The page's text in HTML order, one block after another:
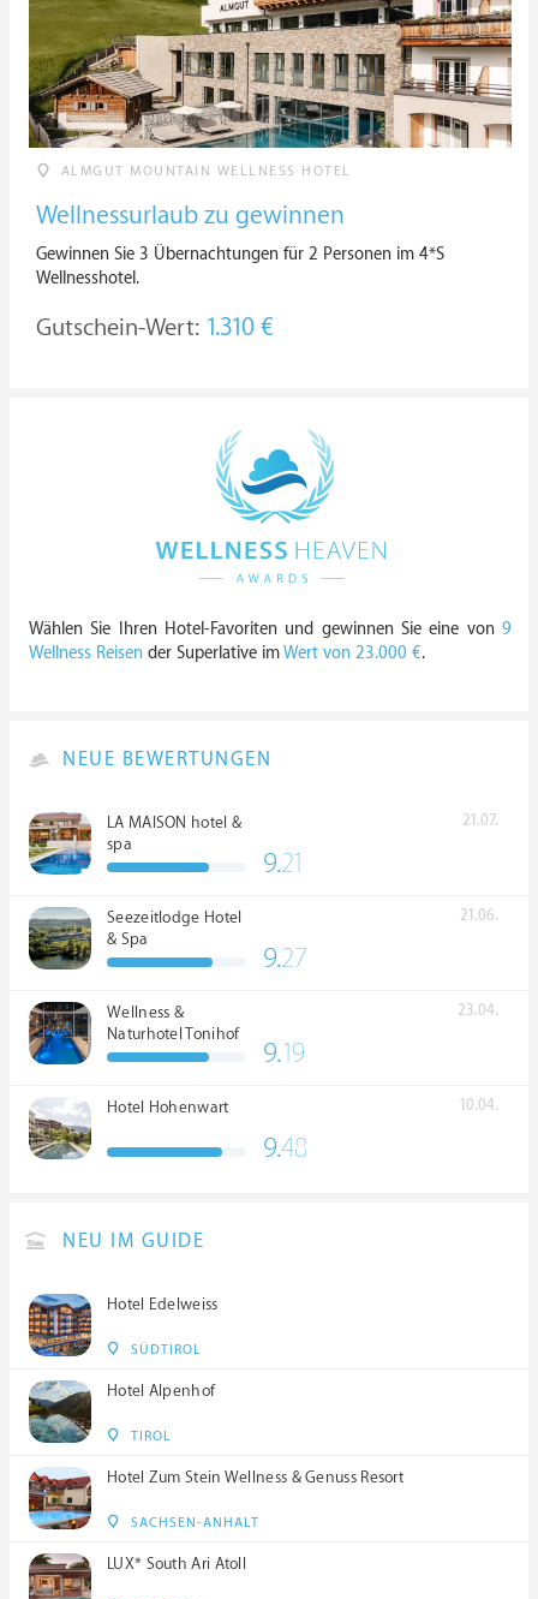
ALMGUT MOUNTAIN WELLNESS HOTEL
Wellnessurlaub zu gewinnen
Gewinnen Sie 3 Übernachtungen für 2 Personen im 4*S
Wellnesshotel.
Gutschein-Wert: 1.310 €
Wählen Sie Ihren Hotel-Favoriten und gewinnen Sie eine von 9
Wellness Reisen der Superlative imWert von 23.000 €.
NEUE BEWERTUNGEN
LA MAISON hotel &
spa
21.07.
9.21
Seezeitlodge Hotel
& Spa
21.06.
9.27
Wellness &
Naturhotel Tonihof
****S
23.04.
9.19
Hotel Hohenwart 10.04.
9.48
NEU IM GUIDE
Hotel Edelweiss
SÜDTIROL
Hotel Alpenhof
TIROL
Hotel Zum Stein Wellness & Genuss Resort
SACHSEN-ANHALT
LUX* South Ari Atoll